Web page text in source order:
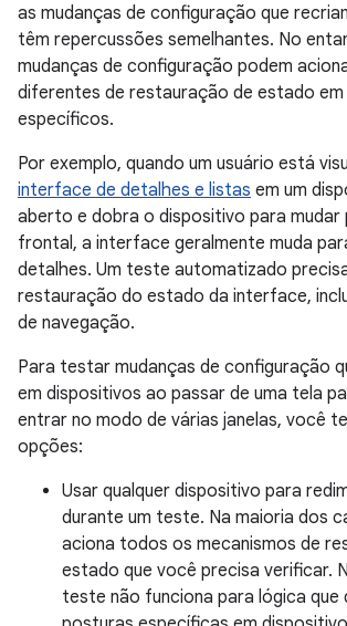
as mudanças de configuração que
têm repercussões semelhantes. No
mudanças de configuração podem
diferentes de restauração de estado
específicos.
Por exemplo, quando um usuário está
interface de detalhes e listas em um
aberto e dobra o dispositivo para mudar
frontal, a interface geralmente muda
detalhes. Um teste automatizado
restauração do estado da interface,
de navegação.
Para testar mudanças de configuração
em dispositivos ao passar de uma tela
entrar no modo de várias janelas, você
opções:
Usar qualquer dispositivo para
durante um teste. Na maioria dos
aciona todos os mecanismos de
estado que você precisa verificar.
teste não funciona para lógica